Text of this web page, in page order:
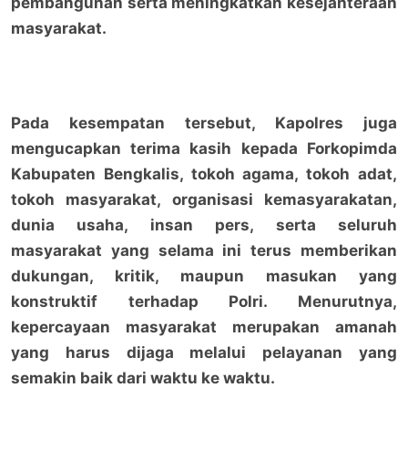
masyarakat.
Pada kesempatan tersebut, Kapolres juga
mengucapkan terima kasih kepada Forkopimda
Kabupaten Bengkalis, tokoh agama, tokoh adat,
tokoh masyarakat, organisasi kemasyarakatan,
dunia usaha, insan pers, serta seluruh
masyarakat yang selama ini terus memberikan
dukungan, kritik, maupun masukan yang
konstruktif terhadap Polri. Menurutnya,
kepercayaan masyarakat merupakan amanah
yang harus dijaga melalui pelayanan yang
semakin baik dari waktu ke waktu.